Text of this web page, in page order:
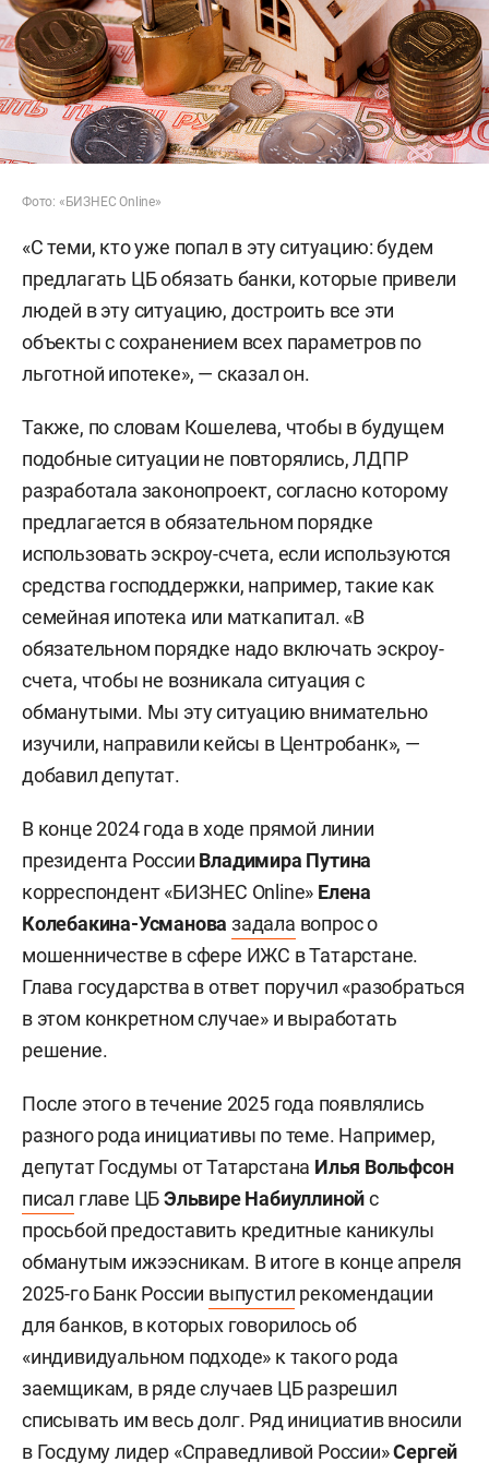
Фото: «БИЗНЕС Online»
«С теми, кто уже попал в эту ситуацию: будем
предлагать ЦБ обязать банки, которые привели
людей в эту ситуацию, достроить все эти
объекты с сохранением всех параметров по
льготной ипотеке», — сказал он.
Также, по словам Кошелева, чтобы в будущем
подобные ситуации не повторялись, ЛДПР
разработала законопроект, согласно которому
предлагается в обязательном порядке
использовать эскроу-счета, если используются
средства господдержки, например, такие как
семейная ипотека или маткапитал. «В
обязательном порядке надо включать эскроу-
счета, чтобы не возникала ситуация с
обманутыми. Мы эту ситуацию внимательно
изучили, направили кейсы в Центробанк», —
добавил депутат.
В конце 2024 года в ходе прямой линии
президента России Владимира Путина
корреспондент «БИЗНЕС Online» Елена
Колебакина-Усманова задала вопрос о
мошенничестве в сфере ИЖС в Татарстане.
Глава государства в ответ поручил «разобраться
в этом конкретном случае» и выработать
решение.
После этого в течение 2025 года появлялись
разного рода инициативы по теме. Например,
депутат Госдумы от Татарстана Илья Вольфсон
писал главе ЦБЭльвире Набиуллинойс
просьбой предоставить кредитные каникулы
обманутым ижээсникам. В итоге в конце апреля
2025-го Банк России выпустил рекомендации
для банков, в которых говорилось об
«индивидуальном подходе» к такого рода
заемщикам, в ряде случаев ЦБ разрешил
списывать им весь долг. Ряд инициатив вносили
в Госдуму лидер «Справедливой России»Сергей